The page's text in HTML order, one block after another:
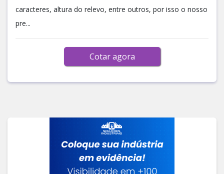
caracteres, altura do relevo, entre outros, por isso o nosso
pre...
Cotar agora